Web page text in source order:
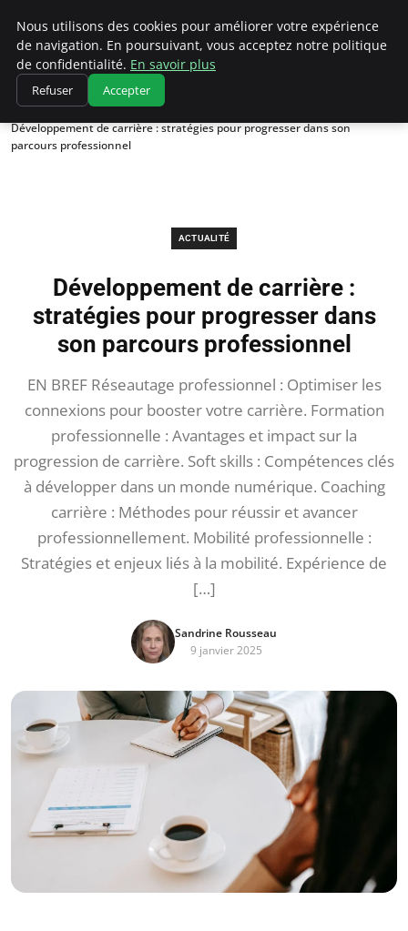
Chasseur De Tête
Accueil
Actualité
Développement de carrière : stratégies pour progresser dans son
parcours professionnel
ACTUALITÉ
Développement de carrière :
stratégies pour progresser dans
son parcours professionnel
EN BREF Réseautage professionnel : Optimiser les
connexions pour booster votre carrière. Formation
professionnelle : Avantages et impact sur la
progression de carrière. Soft skills : Compétences clés
à développer dans un monde numérique. Coaching
carrière : Méthodes pour réussir et avancer
professionnellement. Mobilité professionnelle :
Stratégies et enjeux liés à la mobilité. Expérience de
[…]
Sandrine Rousseau
9 janvier 2025
Nous utilisons des cookies pour améliorer votre expérience
de navigation. En poursuivant, vous acceptez notre politique
de confidentialité. En savoir plus
Refuser Accepter